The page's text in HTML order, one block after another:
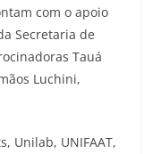
com o apoio
Secretaria de
Tauá
Luchini,
Unilab, UNIFAAT,